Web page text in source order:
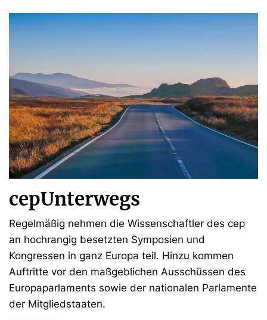
cepUnterwegs
Regelmäßig nehmen die Wissenschaftler des cep
an hochrangig besetzten Symposien und
Kongressen in ganz Europa teil. Hinzu kommen
Auftritte vor den maßgeblichen Ausschüssen des
Europaparlaments sowie der nationalen Parlamente
der Mitgliedstaaten.